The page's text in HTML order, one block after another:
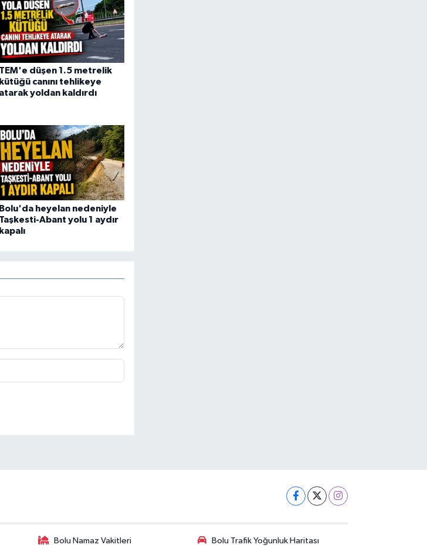
TEM'e düşen 1.5 metrelik
kütüğü canını tehlikeye
atarak yoldan kaldırdı
Bolu'da heyelan nedeniyle
Taşkesti-Abant yolu 1 aydır
kapalı
Bolu Namaz Vakitleri Bolu Trafik Yoğunluk Haritası